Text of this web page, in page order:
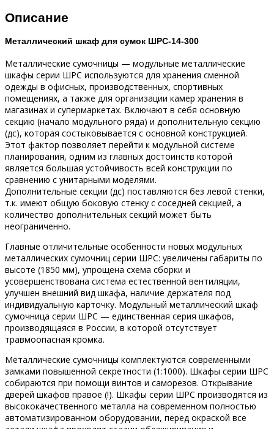
Описание
Металлический шкаф для сумок ШРС-14-300
Металлические сумочницы — модульные металлические
шкафы серии ШРС используются для хранения сменной
одежды в офисных, производственных, спортивных
помещениях, а также для организации камер хранения в
магазинах и супермаркетах. Включают в себя основную
секцию (начало модульного ряда) и дополнительную секцию
(дс), которая состыковывается с основной конструкцией.
Этот фактор позволяет перейти к модульной системе
планирования, одним из главных достоинств которой
является большая устойчивость всей конструкции по
сравнению с унитарными моделями.
Дополнительные секции (дс) поставляются без левой стенки,
т.к. имеют общую боковую стенку с соседней секцией, а
количество дополнительных секций может быть
неограниченно.
Главные отличительные особенности новых модульных
металлических сумочниц серии ШРС: увеличены габариты по
высоте (1850 мм), упрощена схема сборки и
усовершенствована система естественной вентиляции,
улучшен внешний вид шкафа, наличие держателя под
индивидуальную карточку. Модульный металлический шкаф
сумочница серии ШРС — единственная серия шкафов,
производящаяся в России, в которой отсутствует
травмоопасная кромка.
Металлические сумочницы комплектуются современными
замками повышенной секретности (1:1000). Шкафы серии ШРС
собираются при помощи винтов и саморезов. Открывание
дверей шкафов правое (!). Шкафы серии ШРС производятся из
высококачественного металла на современном полностью
автоматизированном оборудовании, перед окраской все